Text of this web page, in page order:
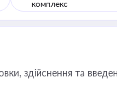
комплекс
здійснення та